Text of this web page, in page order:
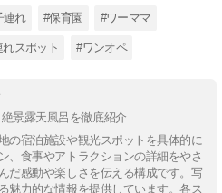
連れ #保育園 #ワーママ
れスポット #ワンオペ
景露天風呂を徹底紹介
の宿泊施設や観光スポットを具体的に
、食事やアトラクションの詳細をやさ
だ感動や楽しさを伝える構成です。写
魅力的な情報を提供しています。各ス